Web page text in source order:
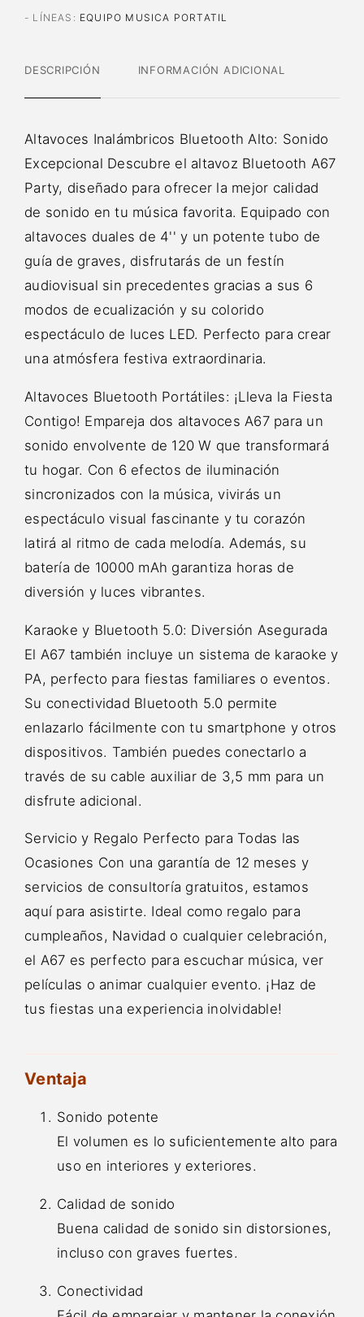
- LÍNEAS : EQUIPO MUSICA PORTATIL
DESCRIPCIÓN INFORMACIÓN ADICIONAL
Altavoces Inalámbricos Bluetooth Alto: Sonido
Excepcional Descubre el altavoz Bluetooth A67
Party, diseñado para ofrecer la mejor calidad
de sonido en tu música favorita. Equipado con
altavoces duales de 4'' y un potente tubo de
guía de graves, disfrutarás de un festín
audiovisual sin precedentes gracias a sus 6
modos de ecualización y su colorido
espectáculo de luces LED. Perfecto para crear
una atmósfera festiva extraordinaria.
Altavoces Bluetooth Portátiles: ¡Lleva la Fiesta
Contigo! Empareja dos altavoces A67 para un
sonido envolvente de 120 W que transformará
tu hogar. Con 6 efectos de iluminación
sincronizados con la música, vivirás un
espectáculo visual fascinante y tu corazón
latirá al ritmo de cada melodía. Además, su
batería de 10000 mAh garantiza horas de
diversión y luces vibrantes.
Karaoke y Bluetooth 5.0: Diversión Asegurada
El A67 también incluye un sistema de karaoke y
PA, perfecto para fiestas familiares o eventos.
Su conectividad Bluetooth 5.0 permite
enlazarlo fácilmente con tu smartphone y otros
dispositivos. También puedes conectarlo a
través de su cable auxiliar de 3,5 mm para un
disfrute adicional.
Servicio y Regalo Perfecto para Todas las
Ocasiones Con una garantía de 12 meses y
servicios de consultoría gratuitos, estamos
aquí para asistirte. Ideal como regalo para
cumpleaños, Navidad o cualquier celebración,
el A67 es perfecto para escuchar música, ver
películas o animar cualquier evento. ¡Haz de
tus fiestas una experiencia inolvidable!
Ventaja
Sonido potente
El volumen es lo suficientemente alto para
uso en interiores y exteriores.
Calidad de sonido
Buena calidad de sonido sin distorsiones,
incluso con graves fuertes.
Conectividad